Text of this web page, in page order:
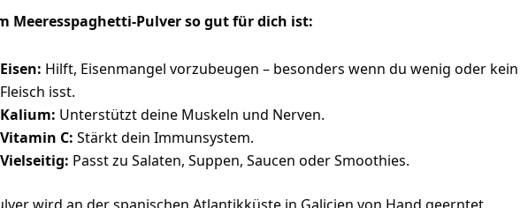
Meeresspaghetti-Pulver so gut für dich ist:
Eisen: Hilft, Eisenmangel vorzubeugen – besonders wenn du wenig oder kein
Fleisch isst.
Kalium: Unterstützt deine Muskeln und Nerven.
Vitamin C: Stärkt dein Immunsystem.
Vielseitig: Passt zu Salaten, Suppen, Saucen oder Smoothies.